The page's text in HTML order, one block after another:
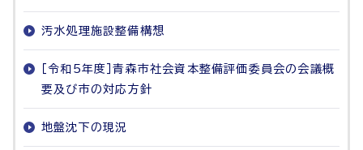
汚水処理施設整備構想
［令和5年度］青森市社会資本整備評価委員会の会議概
要及び市の対応方針
地盤沈下の現況